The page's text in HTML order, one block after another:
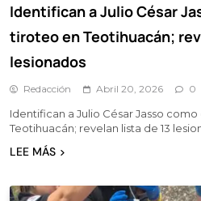
Identifican a Julio César
tiroteo en Teotihuacán;
lesionados
Redacción Abril 20, 2026 0
Identifican a Julio César Jasso
Teotihuacán; revelan lista de 13
LEE MÁS